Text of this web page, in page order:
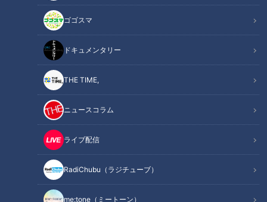
ゴゴスマ
ドキュメンタリー
THE TIME,
ニュースコラム
ライブ配信
RadiChubu（ラジチューブ）
me:tone（ミートーン）
記事に戻る
この記事を見たあなたへのおすすめ